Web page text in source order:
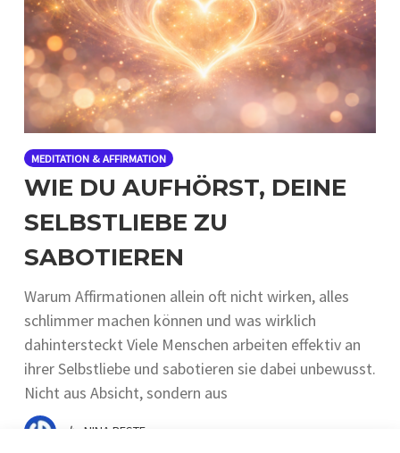
MEDITATION & AFFIRMATION
WIE DU AUFHÖRST, DEINE
SELBSTLIEBE ZU
SABOTIEREN
Warum Affirmationen allein oft nicht wirken, alles
schlimmer machen können und was wirklich
dahintersteckt Viele Menschen arbeiten effektiv an
ihrer Selbstliebe und sabotieren sie dabei unbewusst.
Nicht aus Absicht, sondern aus
by NINA BESTE